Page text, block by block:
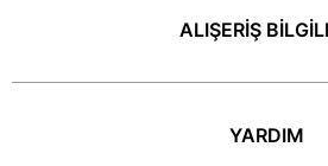
ALIŞERİŞ
YARDIM